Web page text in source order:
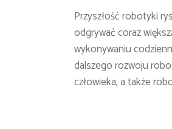
Przyszłość robotyki
odgrywać coraz
wykonywaniu
dalszego rozwoju
człowieka, a także